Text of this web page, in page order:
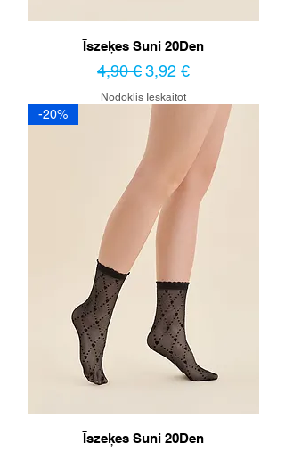
Īszeķes Suni 20Den
Parastā cena
4,90 €Izpārdošanas cena
3,92 €
Nodoklis Ieskaitot
-20%
Īszeķes Suni 20Den